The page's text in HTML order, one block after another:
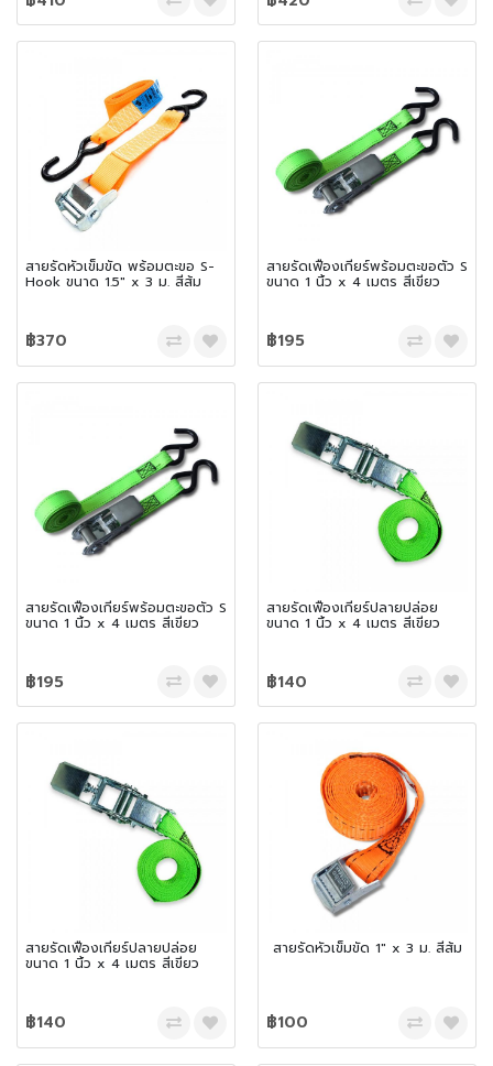
สายรัดหัวเข็มขัด พร้อมตะขอ S-
Hook ขนาด 1.5″ x 3 ม. สีส้ม
฿370
สายรัดเฟืองเกียร์พร้อมตะขอตัว S
ขนาด 1 นิ้ว x 4 เมตร สีเขียว
฿195
สายรัดเฟืองเกียร์พร้อมตะขอตัว S
ขนาด 1 นิ้ว x 4 เมตร สีเขียว
฿195
สายรัดเฟืองเกียร์ปลายปล่อย
ขนาด 1 นิ้ว x 4 เมตร สีเขียว
฿140
สายรัดเฟืองเกียร์ปลายปล่อย
ขนาด 1 นิ้ว x 4 เมตร สีเขียว
฿140
สายรัดหัวเข็มขัด 1″ x 3 ม. สีส้ม
฿100